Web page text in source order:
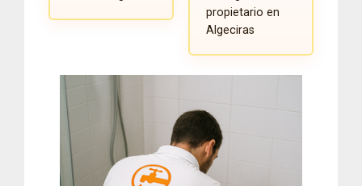
propietario en
Algeciras